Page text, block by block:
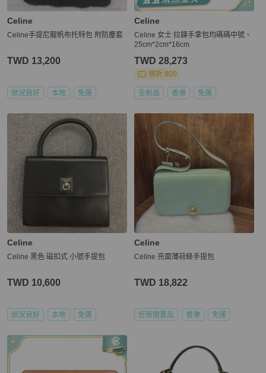
Celine
Celine手提尼龍帆布托特包 附防塵套
TWD 13,200
狀況良好 本地 免運
Celine
Celine 女士 拉鍊手拿包均碼碼中號、
25cm*2cm*16cm
TWD 28,273
現折 800
全新品 香港 免運
Celine
Celine 黑色 磁扣式 小號手提包
TWD 10,600
狀況良好 本地 免運
Celine
Celine 亮面薄荷綠手提包
TWD 18,822
近新閒置品 香港 免運